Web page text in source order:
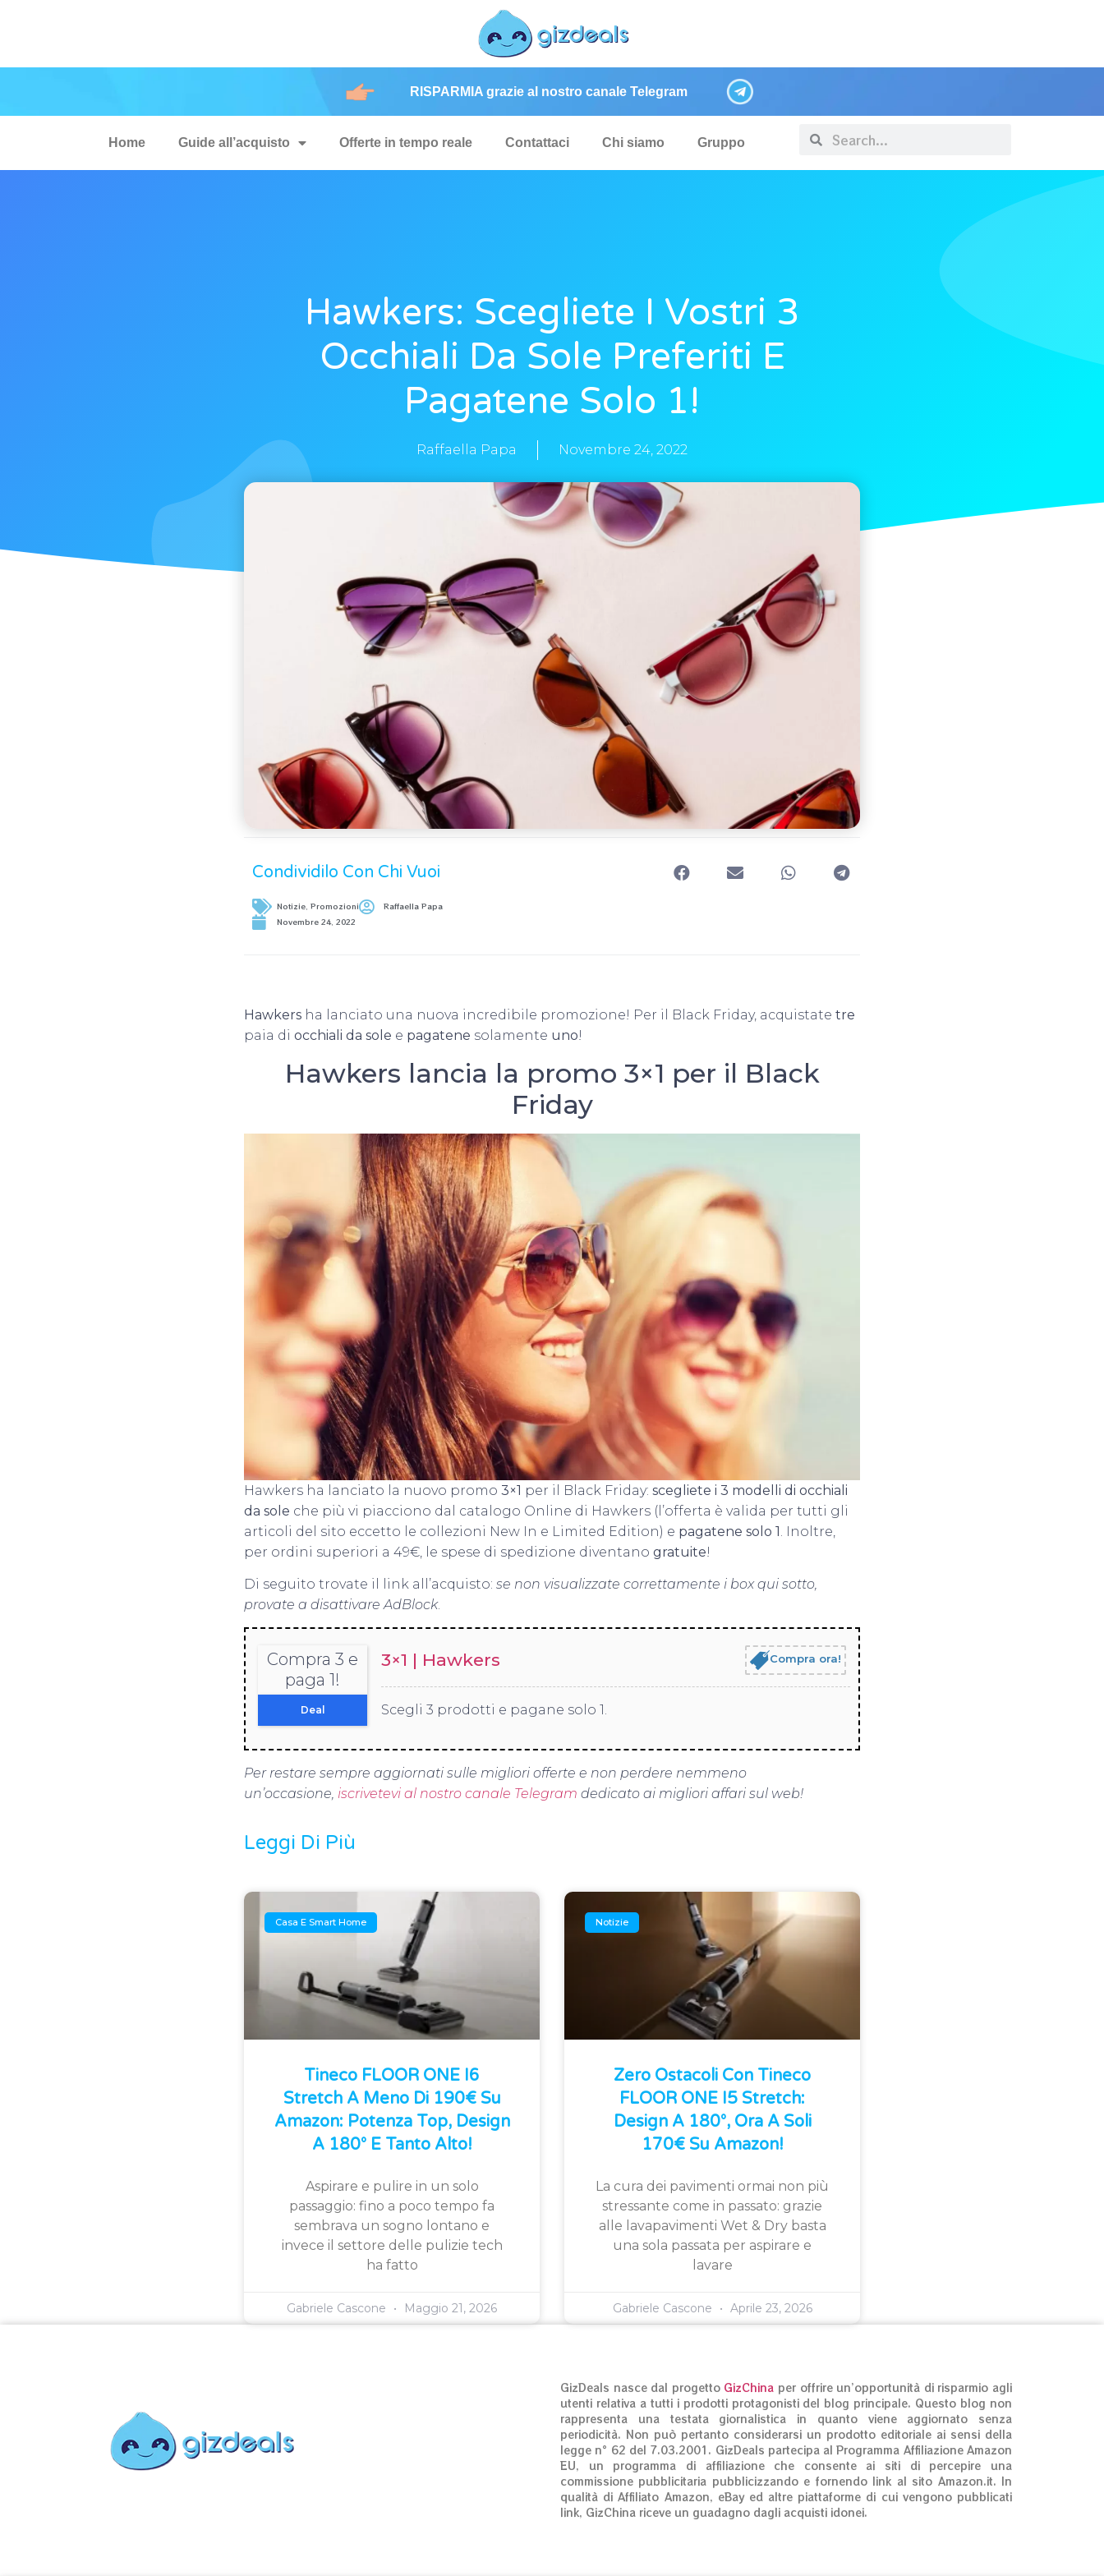
RISPARMIA grazie al nostro canale Telegram
Home Guide all’acquisto Offerte in tempo reale Contattaci Chi siamo Gruppo
Hawkers: Scegliete I Vostri 3
Occhiali Da Sole Preferiti E
Pagatene Solo 1!
Raffaella Papa Novembre 24, 2022
Condividilo Con Chi Vuoi
Notizie, Promozioni
Raffaella Papa
Novembre 24, 2022
Hawkers ha lanciato una nuova incredibile promozione! Per il Black Friday, acquistate tre
paia di occhiali da sole e pagatene solamente uno!
Hawkers lancia la promo 3×1 per il Black
Friday
Hawkers ha lanciato la nuovo promo 3×1 per il Black Friday: scegliete i 3 modelli di occhiali
da sole che più vi piacciono dal catalogo Online di Hawkers (l’offerta è valida per tutti gli
articoli del sito eccetto le collezioni New In e Limited Edition) e pagatene solo 1 . Inoltre,
per ordini superiori a 49€, le spese di spedizione diventano gratuite!
Di seguito trovate il link all’acquisto: se non visualizzate correttamente i box qui sotto,
provate a disattivare AdBlock.
Compra 3 e
paga 1!
Deal
3×1 | Hawkers Compra ora!
Scegli 3 prodotti e pagane solo 1.
Per restare sempre aggiornati sulle migliori offerte e non perdere nemmeno
un’occasione, iscrivetevi al nostro canale Telegram dedicato ai migliori affari sul web!
Leggi Di Più
Casa E Smart Home
Tineco FLOOR ONE I6
Stretch A Meno Di 190€ Su
Amazon: Potenza Top, Design
A 180° E Tanto Alto!
Aspirare e pulire in un solo
passaggio: fino a poco tempo fa
sembrava un sogno lontano e
invece il settore delle pulizie tech
ha fatto
Gabriele Cascone Maggio 21, 2026
Notizie
Zero Ostacoli Con Tineco
FLOOR ONE I5 Stretch:
Design A 180°, Ora A Soli
170€ Su Amazon!
La cura dei pavimenti ormai non più
stressante come in passato: grazie
alle lavapavimenti Wet & Dry basta
una sola passata per aspirare e
lavare
Gabriele Cascone Aprile 23, 2026
GizDeals nasce dal progetto GizChina per offrire un’opportunità di risparmio agli
utenti relativa a tutti i prodotti protagonisti del blog principale. Questo blog non
rappresenta una testata giornalistica in quanto viene aggiornato senza
periodicità. Non può pertanto considerarsi un prodotto editoriale ai sensi della
legge n° 62 del 7.03.2001. GizDeals partecipa al Programma Affiliazione Amazon
EU, un programma di affiliazione che consente ai siti di percepire una
commissione pubblicitaria pubblicizzando e fornendo link al sito Amazon.it. In
qualità di Affiliato Amazon, eBay ed altre piattaforme di cui vengono pubblicati
link, GizChina riceve un guadagno dagli acquisti idonei.